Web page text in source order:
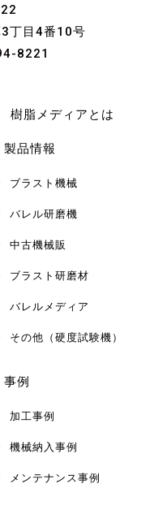
丁目4番10号
8221
樹脂メディアとは
製品情報
ブラスト機械
バレル研磨機
中古機械販
ブラスト研磨材
バレルメディア
その他（硬度試験機）
事例
加工事例
機械納入事例
メンテナンス事例